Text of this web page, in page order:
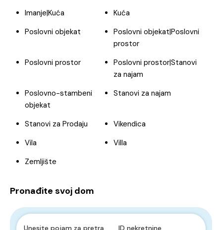
Imanje|Kuća
Kuća
Poslovni objekat
Poslovni objekat|Poslovni
prostor
Poslovni prostor
Poslovni prostor|Stanovi
za najam
Poslovno-stambeni
objekat
Stanovi za najam
Stanovi za Prodaju
Vikendica
Vila
Villa
Zemljište
Pronađite svoj dom